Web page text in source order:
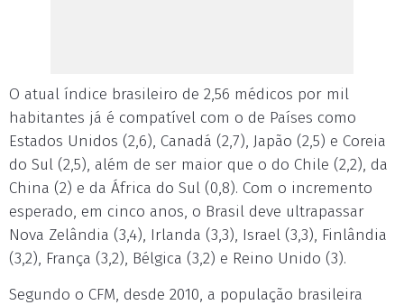
O atual índice brasileiro de 2,56 médicos por mil
habitantes já é compatível com o de Países como
Estados Unidos (2,6), Canadá (2,7), Japão (2,5) e Coreia
do Sul (2,5), além de ser maior que o do Chile (2,2), da
China (2) e da África do Sul (0,8). Com o incremento
esperado, em cinco anos, o Brasil deve ultrapassar
Nova Zelândia (3,4), Irlanda (3,3), Israel (3,3), Finlândia
(3,2), França (3,2), Bélgica (3,2) e Reino Unido (3).
Segundo o CFM, desde 2010, a população brasileira